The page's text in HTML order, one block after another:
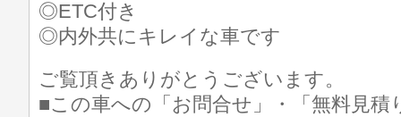
◎ETC付き
◎内外共にキレイな車です
ご覧頂きありがとうございます。
■この車への「お問合せ」・「無料見積